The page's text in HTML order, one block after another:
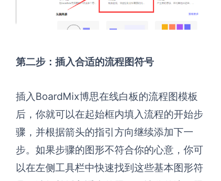
第二步： 插入合适的流程图符号
插入BoardMix博思在线白板的流程图模板
后，你就可以在起始框内填入流程的开始步
骤，并根据箭头的指引方向继续添加下一
步。如果步骤的图形不符合你的心意，你可
以在左侧工具栏中快速找到这些基本图形符